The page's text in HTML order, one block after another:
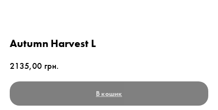
Autumn Harvest L
2135,00 грн.
В кошик